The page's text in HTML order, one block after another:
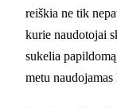
reiškia ne tik
kurie naudotojai
sukelia
metu